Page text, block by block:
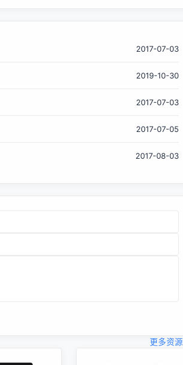
组成了可供检查和发展的基础。这些草图和提纲
若应用软件规模较小，其功能可以通过所提供的
型的应用软件（如内置的Stocks或Notes），这
2017-07-03
2019-10-30
2017-07-03
2017-07-05
2017-08-03
更多资源